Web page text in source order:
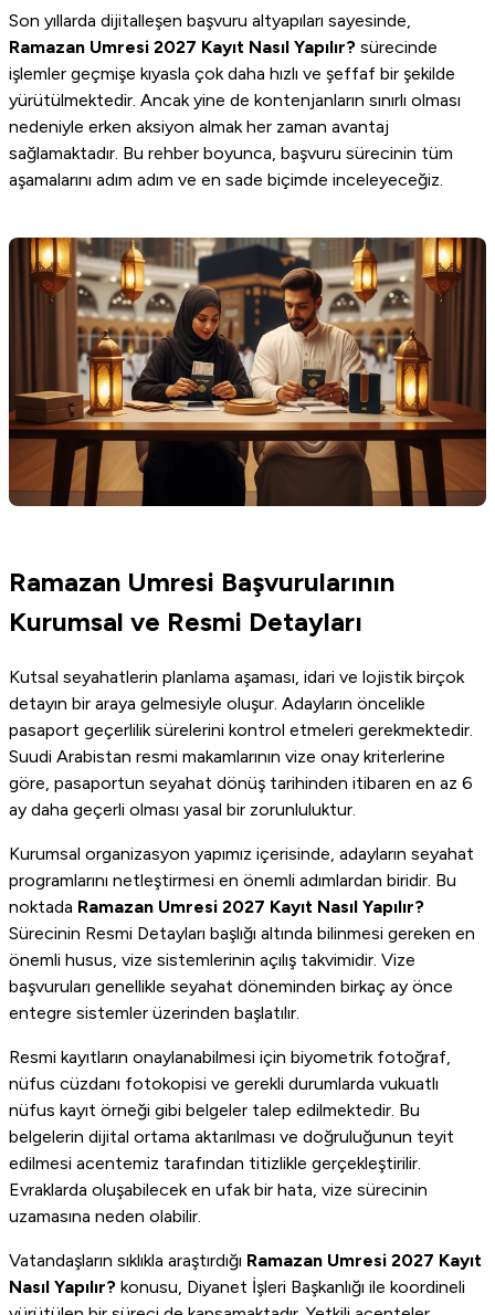
Son yıllarda dijitalleşen başvuru altyapıları sayesinde,
Ramazan Umresi 2027 Kayıt Nasıl Yapılır? sürecinde
işlemler geçmişe kıyasla çok daha hızlı ve şeffaf bir şekilde
yürütülmektedir. Ancak yine de kontenjanların sınırlı olması
nedeniyle erken aksiyon almak her zaman avantaj
sağlamaktadır. Bu rehber boyunca, başvuru sürecinin tüm
aşamalarını adım adım ve en sade biçimde inceleyeceğiz.
Ramazan Umresi Başvurularının
Kurumsal ve Resmi Detayları
Kutsal seyahatlerin planlama aşaması, idari ve lojistik birçok
detayın bir araya gelmesiyle oluşur. Adayların öncelikle
pasaport geçerlilik sürelerini kontrol etmeleri gerekmektedir.
Suudi Arabistan resmi makamlarının vize onay kriterlerine
göre, pasaportun seyahat dönüş tarihinden itibaren en az 6
ay daha geçerli olması yasal bir zorunluluktur.
Kurumsal organizasyon yapımız içerisinde, adayların seyahat
programlarını netleştirmesi en önemli adımlardan biridir. Bu
noktada Ramazan Umresi 2027 Kayıt Nasıl Yapılır?
Sürecinin Resmi Detayları başlığı altında bilinmesi gereken en
önemli husus, vize sistemlerinin açılış takvimidir. Vize
başvuruları genellikle seyahat döneminden birkaç ay önce
entegre sistemler üzerinden başlatılır.
Resmi kayıtların onaylanabilmesi için biyometrik fotoğraf,
nüfus cüzdanı fotokopisi ve gerekli durumlarda vukuatlı
nüfus kayıt örneği gibi belgeler talep edilmektedir. Bu
belgelerin dijital ortama aktarılması ve doğruluğunun teyit
edilmesi acentemiz tarafından titizlikle gerçekleştirilir.
Evraklarda oluşabilecek en ufak bir hata, vize sürecinin
uzamasına neden olabilir.
Vatandaşların sıklıkla araştırdığı Ramazan Umresi 2027 Kayıt
Nasıl Yapılır? konusu, Diyanet İşleri Başkanlığı ile koordineli